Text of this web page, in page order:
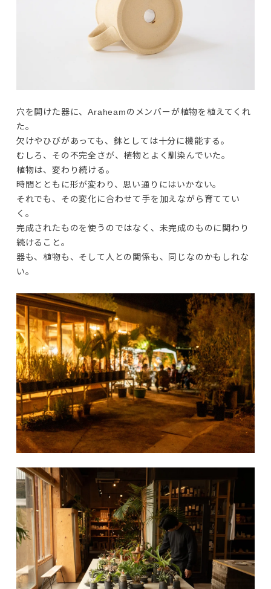
Products
Journals
プライバシーポリシー
穴を開けた器に、Araheamのメンバーが植物を植えてくれ
た。
欠けやひびがあっても、鉢としては十分に機能する。
むしろ、その不完全さが、植物とよく馴染んでいた。
植物は、変わり続ける。
時間とともに形が変わり、思い通りにはいかない。
それでも、その変化に合わせて手を加えながら育ててい
く。
完成されたものを使うのではなく、未完成のものに関わり
続けること。
器も、植物も、そして人との関係も、同じなのかもしれな